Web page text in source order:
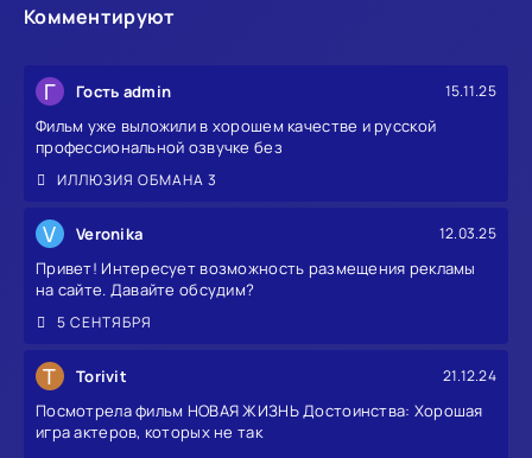
Комментируют
Г Гость admin 15.11.25
Фильм уже выложили в хорошем качестве и русской
профессиональной озвучке без
ИЛЛЮЗИЯ ОБМАНА 3
V Veronika 12.03.25
Привет! Интересует возможность размещения рекламы
на сайте. Давайте обсудим?
5 СЕНТЯБРЯ
T Torivit 21.12.24
Посмотрела фильм НОВАЯ ЖИЗНЬ Достоинства: Хорошая
игра актеров, которых не так